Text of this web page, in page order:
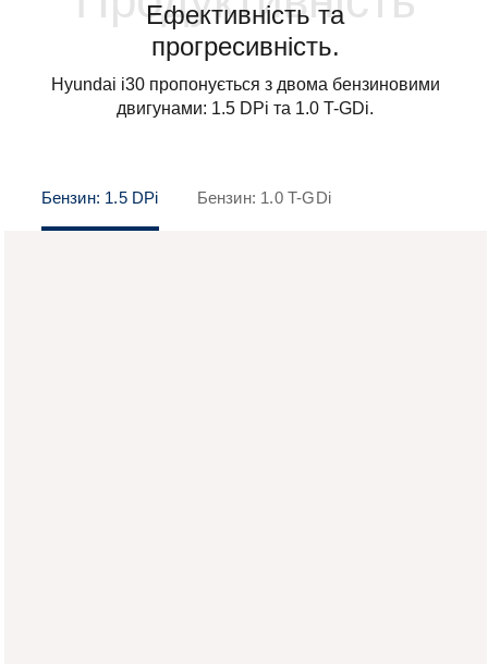
Ефективність та
прогресивність.
Hyundai i30 пропонується з двома бензиновими
двигунами: 1.5 DPi та 1.0 T-GDi.
Бензин: 1.5 DPi Бензин: 1.0 T-GDi